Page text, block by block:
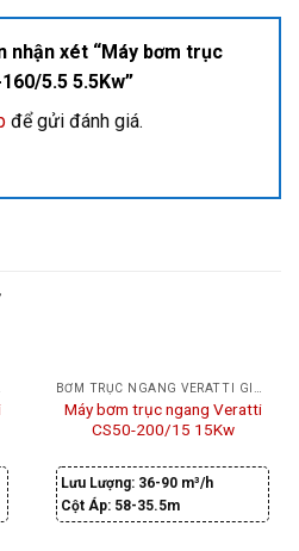
nhận xét “Máy bơm trục
5.5 5.5Kw”
để gửi đánh giá.
BƠM TRỤC NGANG VERATTI GIÁ RẺ
Máy bơm trục ngang Veratti
CS50-200/15 15Kw
Lưu Lượng: 36-90 m³/h
Cột Áp: 58-35.5m